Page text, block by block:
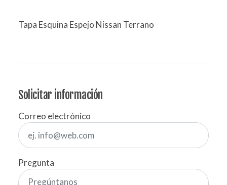
Tapa Esquina Espejo Nissan Terrano
Solicitar información
Correo electrónico
Pregunta